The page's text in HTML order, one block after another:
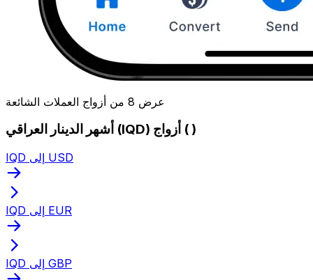
عرض 8 من أزواج العملات الشائعة
أشهر الدينار العراقي (IQD) أزواج ( )
IQD إلى USD
IQD إلى EUR
IQD إلى GBP